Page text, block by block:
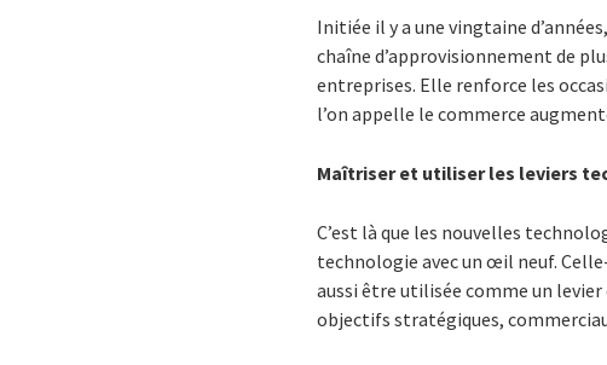
Initiée il y a une vingtaine
chaîne d’approvisionnement de
entreprises. Elle renforce les
l’on appelle le commerce
Maîtriser et utiliser les leviers
C’est là que les nouvelles
technologie avec un œil neuf.
aussi être utilisée comme un
objectifs stratégiques,